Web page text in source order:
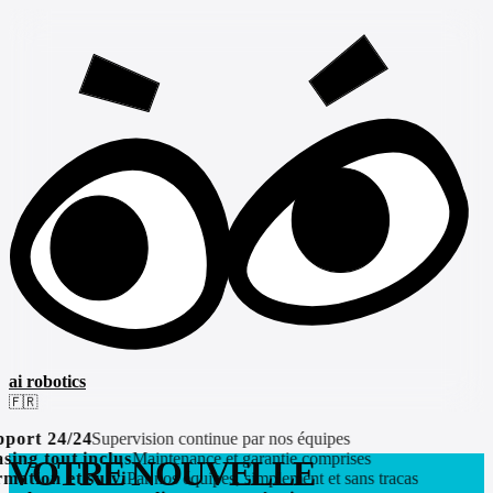
ai robotics
🇫🇷
24/24Supervision continue par nos équipes
tout inclusMaintenance et garantie comprises
et suiviPar nos équipes, simplement et sans tracas
VOTRE NOUVELLE